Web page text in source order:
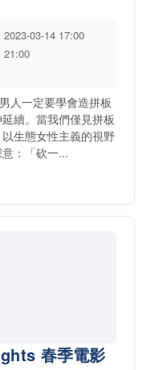
03-14 17:00
21:00
人一定要學會造拼板
續。當我們僅見拼板
生態女性主義的視野
：「砍一...
春季電影